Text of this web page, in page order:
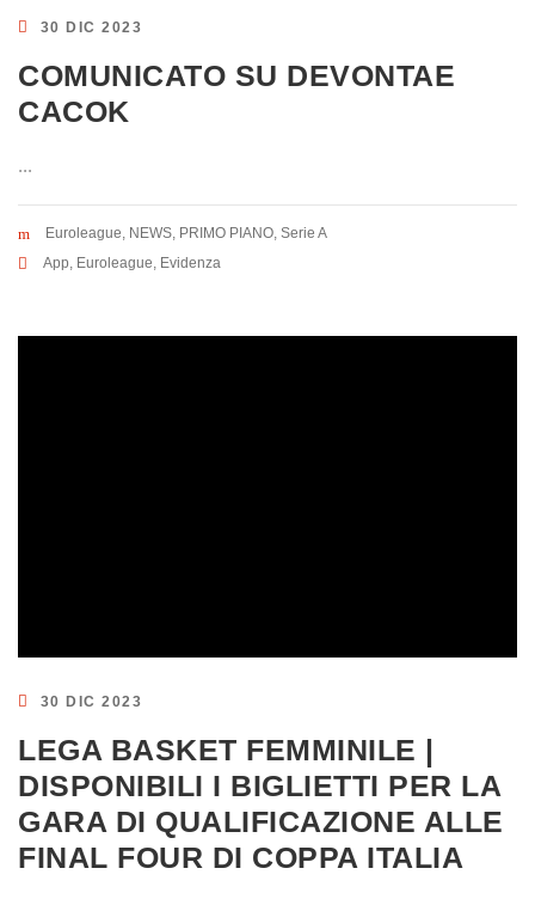
30 DIC 2023
COMUNICATO SU DEVONTAE
CACOK
...
Euroleague, NEWS, PRIMO PIANO, Serie A
App, Euroleague, Evidenza
30 DIC 2023
LEGA BASKET FEMMINILE |
DISPONIBILI I BIGLIETTI PER LA
GARA DI QUALIFICAZIONE ALLE
FINAL FOUR DI COPPA ITALIA